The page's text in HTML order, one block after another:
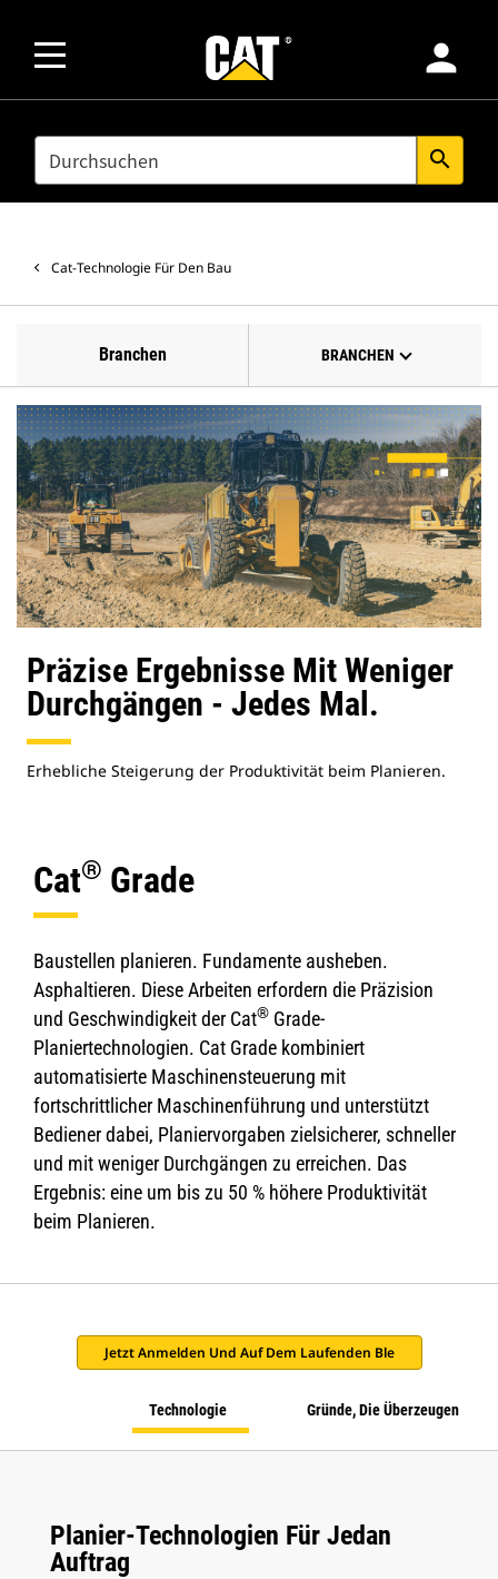
person
SEARCH search
Cat-Technologie Für Den Bau
Branchen BRANCHEN
Präzise Ergebnisse Mit Weniger
Durchgängen - Jedes Mal.
Erhebliche Steigerung der Produktivität beim Planieren.
Cat® Grade
Baustellen planieren. Fundamente ausheben.
Asphaltieren. Diese Arbeiten erfordern die Präzision
und Geschwindigkeit der Cat® Grade-
Planiertechnologien. Cat Grade kombiniert
automatisierte Maschinensteuerung mit
fortschrittlicher Maschinenführung und unterstützt
Bediener dabei, Planiervorgaben zielsicherer, schneller
und mit weniger Durchgängen zu erreichen. Das
Ergebnis: eine um bis zu 50 % höhere Produktivität
beim Planieren.
Jetzt Anmelden Und Auf Dem Laufenden Ble
Technologie Gründe, Die Überzeugen
Planier-Technologien Für Jedan
Auftrag